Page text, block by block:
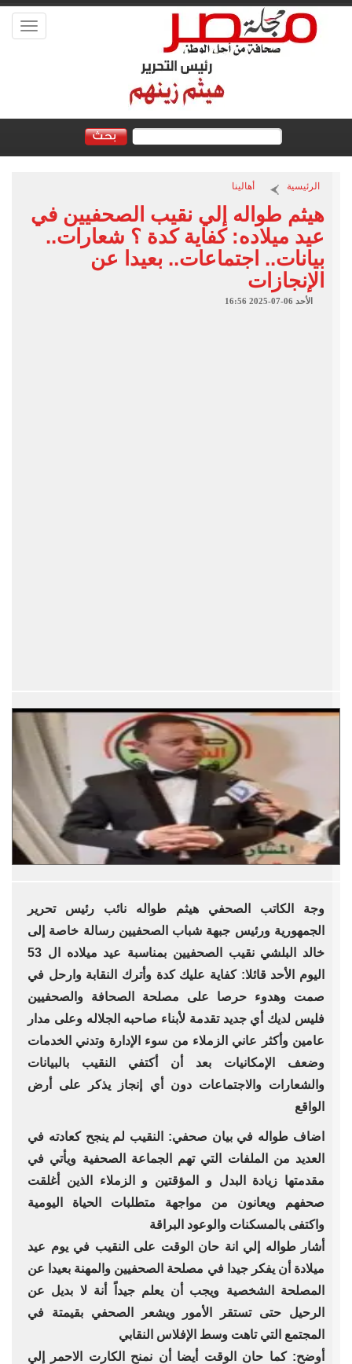
Toggle
الرئيسية أهالينا
هيثم طواله إلي نقيب الصحفيين في
عيد ميلاده: كفاية كدة ؟ شعارات..
بيانات.. اجتماعات.. بعيدا عن
الإنجازات
الأحد 06-07-2025 16:56
وجة الكاتب الصحفي هيثم طواله نائب رئيس تحرير
الجمهورية ورئيس جبهة شباب الصحفيين رسالة خاصة إلى
خالد البلشي نقيب الصحفيين بمناسبة عيد ميلاده ال 53
اليوم الأحد قائلا: كفاية عليك كدة وأترك النقابة وارحل في
صمت وهدوء حرصا على مصلحة الصحافة والصحفيين
فليس لديك أي جديد تقدمة لأبناء صاحبه الجلاله وعلى مدار
عامين وأكثر عاني الزملاء من سوء الإدارة وتدني الخدمات
وضعف الإمكانيات بعد أن أكتفي النقيب بالبيانات
والشعارات والاجتماعات دون أي إنجاز يذكر على أرض
الواقع
اضاف طواله في بيان صحفي: النقيب لم ينجح كعادته في
العديد من الملفات التي تهم الجماعة الصحفية ويأتي في
مقدمتها زيادة البدل و المؤقتين و الزملاء الذين أغلقت
صحفهم ويعانون من مواجهة متطلبات الحياة اليومية
واكتفى بالمسكنات والوعود البراقة
أشار طواله إلي انة حان الوقت على النقيب في يوم عيد
ميلادة أن يفكر جيدا في مصلحة الصحفيين والمهنة بعيدا عن
المصلحة الشخصية ويجب أن يعلم جيداً أنة لا بديل عن
الرحيل حتى تستقر الأمور ويشعر الصحفي بقيمتة في
المجتمع التي تاهت وسط الإفلاس النقابي
أوضح: كما حان الوقت أيضا أن نمنح الكارت الاحمر إلي